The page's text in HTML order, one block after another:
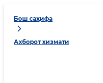
Бош саҳифа
Ахборот хизмати